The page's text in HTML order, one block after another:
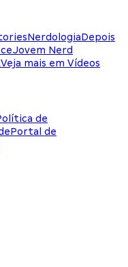
NerdologiaDepois
Jovem Nerd
Veja mais em Vídeos
de
Portal de